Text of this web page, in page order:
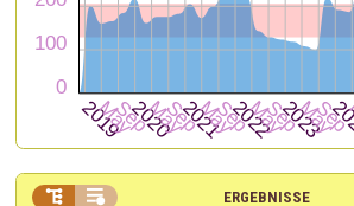
ERGEBNISSE
 